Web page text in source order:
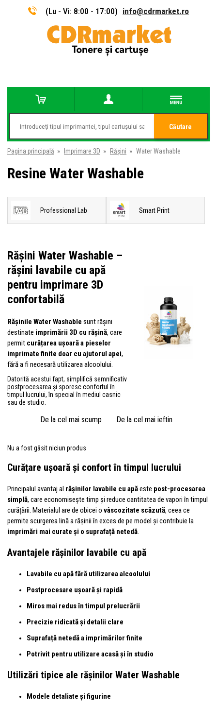
(Lu - Vi: 8:00 - 17:00) info@cdrmarket.ro
Căutare
Pagina principală » Imprimare 3D » Rășini » Water Washable
Resine Water Washable
Professional Lab Smart Print
Rășini Water Washable –
rășini lavabile cu apă
pentru imprimare 3D
confortabilă
Rășinile Water Washable sunt rășini
destinate imprimării 3D cu rășină, care
permit curățarea ușoară a pieselor
imprimate finite doar cu ajutorul apei,
fără a fi necesară utilizarea alcoolului.
Datorită acestui fapt, simplifică semnificativ
postprocesarea și sporesc confortul în
timpul lucrului, în special în mediul casnic
sau de studio.
De la cel mai scump De la cel mai ieftin
Nu a fost găsit niciun produs
Curățare ușoară și confort în timpul lucrului
Principalul avantaj al rășinilor lavabile cu apăeste post-procesarea
simplă, care economisește timp și reduce cantitatea de vapori în timpul
curățării. Materialul are de obicei o vâscozitate scăzută, ceea ce
permite scurgerea lină a rășinii în exces de pe model și contribuie la
imprimări mai curate și o suprafață netedă.
Avantajele rășinilor lavabile cu apă
Lavabile cu apă fără utilizarea alcoolului
Postprocesare ușoară și rapidă
Miros mai redus în timpul prelucrării
Precizie ridicată și detalii clare
Suprafață netedă a imprimărilor finite
Potrivit pentru utilizare acasă și în studio
Utilizări tipice ale rășinilor Water Washable
Modele detaliate și figurine